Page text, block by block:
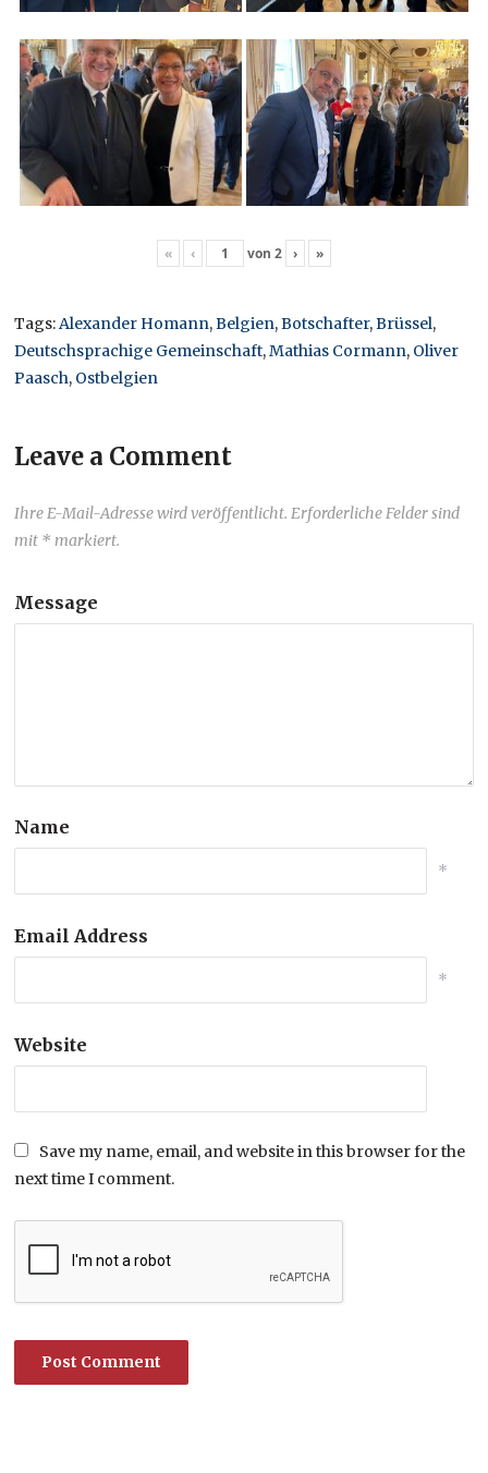
« ‹ von 2 › »
Tags: Alexander Homann,Belgien,Botschafter,Brüssel,
Deutschsprachige Gemeinschaft,Mathias Cormann, Oliver
Paasch, Ostbelgien
Leave a Comment
Ihre E-Mail-Adresse wird veröffentlicht. Erforderliche Felder sind
mit * markiert.
Message
Name
*
Email Address
*
Website
Save my name, email, and website in this browser for the
next time I comment.